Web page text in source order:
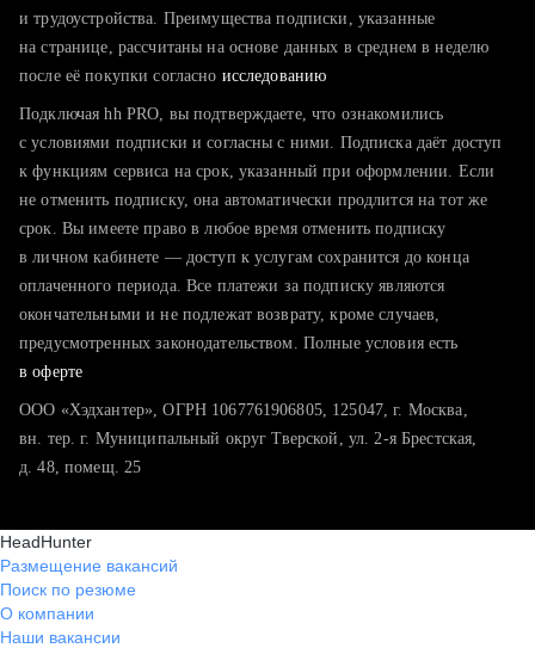
тратите много времени на поиск и вручную поднимаете
хотите сравнить себя с конкурентами и оценить шансы
и трудоустройства. Преимущества подписки, указанные
на странице, рассчитаны на основе данных в среднем в неделю
после её покупки согласно исследованию
Подключая hh PRO, вы подтверждаете, что ознакомились
с условиями подписки и согласны с ними. Подписка даёт доступ
к функциям сервиса на срок, указанный при оформлении. Если
не отменить подписку, она автоматически продлится на тот же
срок. Вы имеете право в любое время отменить подписку
в личном кабинете — доступ к услугам сохранится до конца
оплаченного периода. Все платежи за подписку являются
окончательными и не подлежат возврату, кроме случаев,
предусмотренных законодательством. Полные условия есть
в оферте
ООО «Хэдхантер», ОГРН 1067761906805, 125047, г. Москва,
вн. тер. г. Муниципальный округ Тверской, ул. 2-я Брестская,
д. 48, помещ. 25
HeadHunter
Размещение вакансий
Поиск по резюме
О компании
Наши вакансии